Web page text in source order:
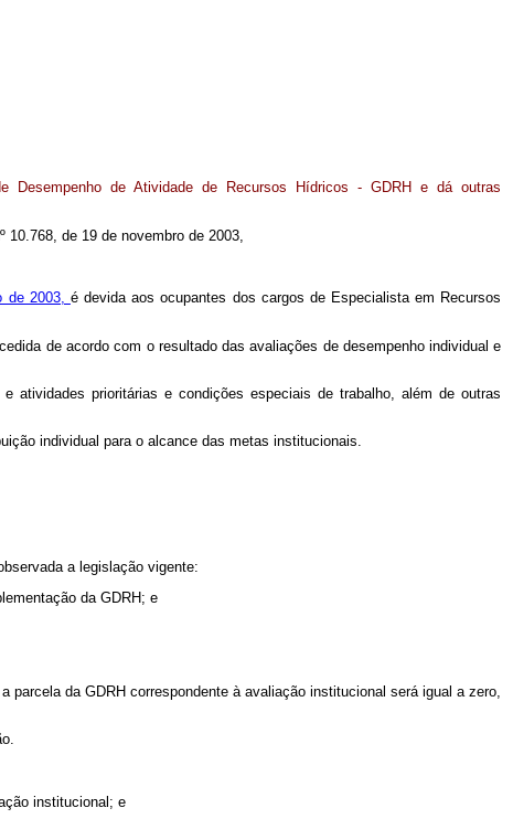
Desempenho de Atividade de Recursos Hídricos - GDRH e dá outras
de 19 de novembro de 2003,
de 2003, é devida aos ocupantes dos cargos de Especialista em Recursos
de acordo com o resultado das avaliações de desempenho individual e
atividades prioritárias e condições especiais de trabalho, além de outras
individual para o alcance das metas institucionais.
a legislação vigente:
da GDRH; e
da GDRH correspondente à avaliação institucional será igual a zero,
institucional; e